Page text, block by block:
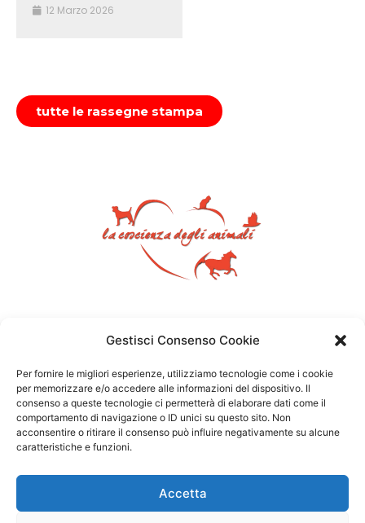
Gestisci Consenso Cookie
Per fornire le migliori esperienze, utilizziamo tecnologie come i cookie
per memorizzare e/o accedere alle informazioni del dispositivo. Il
consenso a queste tecnologie ci permetterà di elaborare dati come il
comportamento di navigazione o ID unici su questo sito. Non
acconsentire o ritirare il consenso può influire negativamente su alcune
caratteristiche e funzioni.
Accetta
12 Marzo 2026
tutte le rassegne stampa